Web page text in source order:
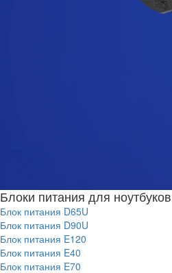
Блоки питания для ноутбуков
Блок питания D65U
Блок питания D90U
Блок питания E120
Блок питания E40
Блок питания E70